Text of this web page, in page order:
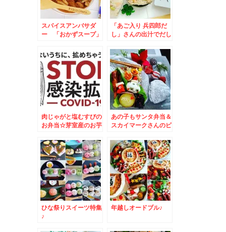
スパイスアンバサダ
ー 「おかずスープ」
て免疫アップ♪その２
「あご入り 兵四郎だ
し」さんの出汁でだし
`*)onigiri
肉じゃがと塩むすびの
お弁当☆芽室産のお芋
～＾＾
あの子もサンタ弁当＆
スカイマークさんのピ
ットカット」ドンだけ
～～～！！！？？？(
´艸｀)
ひな祭りスイーツ特集
♪
年越しオードブル♪